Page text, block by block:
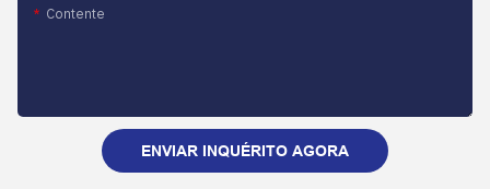
Contente
ENVIAR INQUÉRITO AGORA